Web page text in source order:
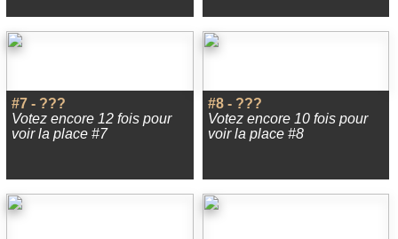
#7 - ???
Votez encore 12 fois pour
voir la place #7
#8 - ???
Votez encore 10 fois pour
voir la place #8